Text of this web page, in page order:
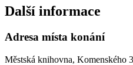
Další informace
Adresa místa konání
Městská knihovna, Komenského